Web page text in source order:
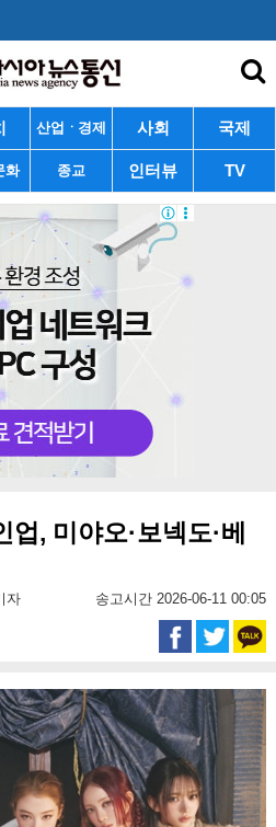
산업ㆍ경제 사회 국제
화 종교 인터뷰 TV
, 미야오·보넥도·베
자 송고시간 2026-06-11 00:05